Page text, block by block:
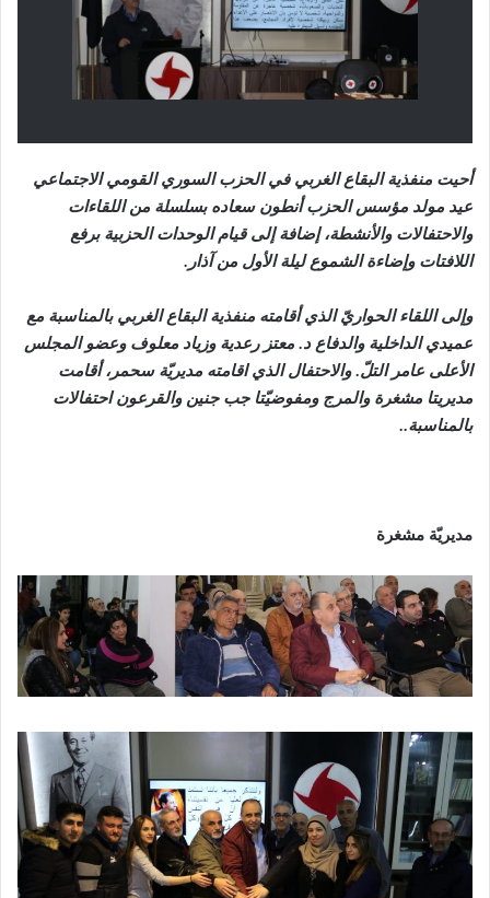
أحيت منفذية البقاع الغربي في الحزب السوري القومي الاجتماعي
عيد مولد مؤسس الحزب أنطون سعاده بسلسلة من اللقاءات
والاحتفالات والأنشطة، إضافة إلى قيام الوحدات الحزبية برفع
اللافتات وإضاءة الشموع ليلة الأول من آذار.
وإلى اللقاء الحواريّ الذي أقامته منفذية البقاع الغربي بالمناسبة مع
عميدي الداخلية والدفاع د. معتز رعدية وزياد معلوف وعضو المجلس
الأعلى عامر التلّ. والاحتفال الذي اقامته مديريّة سحمر، أقامت
مديريتا مشغرة والمرج ومفوضيّتا جب جنين والقرعون احتفالات
بالمناسبة..
مديريّة مشغرة